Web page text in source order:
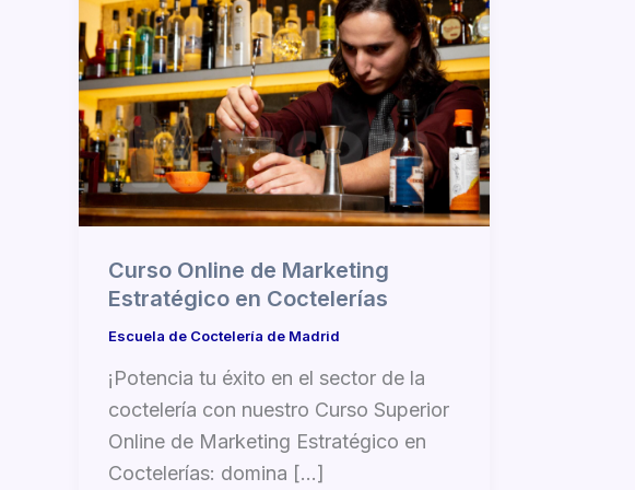
Curso Online de Marketing
Estratégico en Coctelerías
Escuela de Coctelería de Madrid
¡Potencia tu éxito en el sector de la
coctelería con nuestro Curso Superior
Online de Marketing Estratégico en
Coctelerías: domina […]